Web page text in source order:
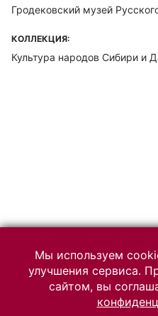
Гродековский музей
КОЛЛЕКЦИЯ:
Культура народов Сибири и
Мы используем
улучшения сервиса.
сайтом, вы